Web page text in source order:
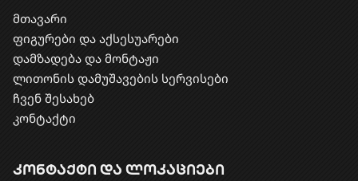
მთავარი
ფიგურები და აქსესუარები
დამზადება და მონტაჟი
​ლითონის დამუშავების სერვისები
ჩვენ შესახებ
კონტაქტი
კონტაქტი და ლოკაციები